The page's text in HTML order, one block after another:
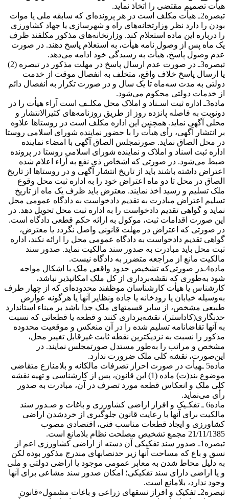
هیأت تصمیم مقتضی را اتخاذ نماید.
تبصره2ـ هیأت مکلف است در هر پرونده‌ای که سابقه ملی یا موات
بودن را دارد نظر وزارتخانه‌های راه و شهرسازی یا جهاد کشاورزی
را درباره این ماده استعلام کند. وزارتخانه‌های مذکور مکلفند ظرف
یک ‌ماه پس از وصول نامه هیأت، به استعلام پاسخ دهند. در صورت
عدم وصول پاسخ، هیأت به رسیدگی خود ادامه می‌دهد.
تبصره3ـ در صورت عدم ارسال پاسخ در مهلت مذکور در تبصره (2)
یا ارسال پاسخ خلاف واقع، متخلف به انفصال موقت از خدمت
دولتی به مدت سه‌ماه تا یک ‌سال و در صورت تکرار به انفصال دائم
از خدمات دولتی محکوم می‌شود.
ماده3ـ اداره ثبت اسـناد و املاک محل مکلـف است آراء هیأت را در
دونوبت به فاصله پانزده روز از طریق روزنامه‌های کثیرالانتشار و
محلی آگهی نماید. همچنین این اداره مکلف است در روستاها علاوه
بر انتشار آگهی، رأی هیأت را با حضور نماینده شورای اسلامی روستا
در محل الصاق نماید. صورتمجلس الصاق آگهی با امضاء نماینده
اداره ثبت اسناد و املاک و نماینده شورای اسلامی روستا در پرونده
ضبط می‌شود. در صورتی که اشخاص ذی نفع به آراء اعلام شده
اعتراض داشته باشند باید از تاریخ انتشار آگهی و در روستاها از تاریخ
الصاق در محل تا دو ماه اعتراض خود را به اداره ثبت محل وقوع
ملک تسلیم و رسید اخذ نمایند. معترض باید ظرف یک ماه از تاریخ
تسلیم اعتراض مبادرت به تقدیم دادخواست به دادگاه عمومی محل
نماید و گواهی تقدیم دادخواست را به اداره ثبت محل تحویل دهد. در
این صورت اقدامات ثبت، موکول به ارائه حکم قطعی دادگاه است.
در صورتی که اعتراض در مهلت قانونی واصل نگردد یا معترض،
گواهی تقدیم دادخواست به دادگاه عمومی محل را ارائه نکند، اداره
ثبت محل باید مبادرت به صدور سند مالکیت نماید. صدور سند
مالکیت مانع از مراجعه متضرر به دادگاه نیست.
ماده4ـدر صورتی‌که تشخیص حدود واقعی ملک با اشکال مواجه
شود به‌طوری که نقشه‌برداری از کل ملک امکانپذیر نباشد،
کارشناس یا هیأت کارشناسان موظفند محدوده‌ای که از چهار طرف
به‌وسیله خیابان یا رودخانه یا جاده ونظایر آنها یا هرگونه عوارض
طبیعی مشخص، از سایر قسمتهای ملک جدا باشد بر مبناء استاندارد
حدنگاری(کاداستر)، نقشه‌برداری کنند و قطعه یا قطعاتی که نسبت
به آنها تقاضانامه تسلیم شده را در آن منعکس و موقعیت محدوده
مذکور را نسبت به نزدیکترین نقطه ثابت غیرقابل تغییر محل،
مشخص و مراتب را به‌طور مستدل صورتمجلس نمایند. در
این‌صورت، نقشه کلی ملک ضرورت ندارد.
ماده5 ـهیأت در صورت احراز تصرفات مالکانه و بلامنازع متقاضی
موضوع بند(ت) ماده (1) این قانون، پس از کارشناسی و تهیه نقشه
کلی ملک و انعکاس قطعه مورد تصرف در آن، مبادرت به صدور
رأی می‌نماید.
ماده6 ـ تفکـیک و افراز اراضی کشاورزی و باغات و صـدور سند
مالکیت برای آنها با رعایت قانون جلوگیری از خردشدن اراضی
کشاورزی و ایجاد قطعات مناسب فنی، اقتصادی مصوب
21/11/1385 مجمع تشخیص مصلحت نظام بلامانع است.
تبصره1ـ صدور سند تفکیکی آن دسته از اراضی کشاورزی اعم از
نسق و باغ که مساحت آنها زیر حدنصابهای مندرج مذکور بوده لکن
به دلیل محاط شدن به معابر عمومی موجود یا اراضی دولتی و ملی
و یا اراضی دارای سند تفکیکی؛ امکان صدور سند مشاعی برای آنها
وجود ندارد، بلامانع است.
تبصره2ـ تفکیک و افراز نسقهای زراعی و باغات مشمول«قانون